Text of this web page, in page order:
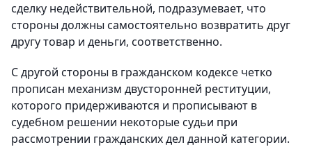
сделку недействительной, подразумевает, что
стороны должны самостоятельно возвратить друг
другу товар и деньги, соответственно.
С другой стороны в гражданском кодексе четко
прописан механизм двусторонней реституции,
которого придерживаются и прописывают в
судебном решении некоторые судьи при
рассмотрении гражданских дел данной категории.